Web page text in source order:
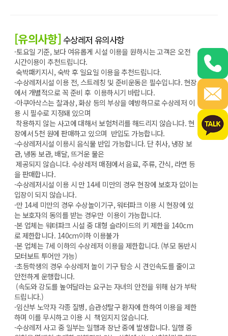
[유의사항] 수상레저 유의사항
-토요일 기준, 보다 여유롭게 시설 이용을 원하시는 고객은 오전
시간이용이 추천드립니다.
숙박패키지시, 숙박 후 일요일 이용을 추천드립니다.
-수상레저시설 이용 전, 스트레칭 및 준비운동은 필수입니다. 현장
에서 개별적으로 꼭 준비 후 이용하시기 바랍니다.
-아쿠아삭스는 찰과상, 화상 등의 부상을 예방하므로 수상레저 이
용 시 필수로 지정돼 있으며
착용하지 않는 사고에 대해서 보험처리를 해드리지 않습니다. 현
장에서 5천 원에 판매하고 있으며 반입도 가능합니다.
-수상레저시설 이용시 음식물 반입 가능합니다. 단 취사, 냉장 보
관, 냉동 보관, 배달, 뜨거운 물은
제공되지 않습니다. 수상레저 매점에서 음료, 주류, 간식, 라면 등
을 판매합니다.
-수상레저시설 이용 시 만 14세 미만의 경우 현장에 보호자 없이는
입장이 되지 않습니다.
-만 14세 미만의 경우 수상놀이기구, 워터파크 이용 시 현장에 있
는 보호자의 동의를 받는 경우만 이용이 가능합니다.
-본 업체는 워터파크 시설 중 대형 슬라이드의 키 제한을 140cm
로 제한합니다. 140cm이하 이용불가
-본 업체는 7세 이하의 수상레저 이용을 제한합니다. (부모 동반시
모터보트 투어만 가능)
-초등학생의 경우 수상레저 놀이 기구 탑승 시 견인속도를 줄이고
안전하게 운행합니다.
(속도와 강도를 높여달라는 요구는 자녀의 안전을 위해 삼가 부탁
드립니다.)
-임산부 노약자 각종 질병, 습관성탈구 환자에 한하여 이용을 제한
하며 이를 무시하고 이용 시 책임지지 않습니다.
-수상레저 사고 중 일부는 일행과 장난 중에 발생합니다. 일행 중